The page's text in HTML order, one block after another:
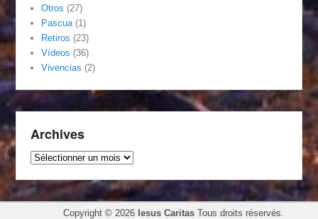
Otros (27)
Pascua (1)
Retiros (23)
Vídeos (36)
Vivencias (2)
Archives
Archives
Copyright © 2026 Iesus CaritasTous droits réservés.